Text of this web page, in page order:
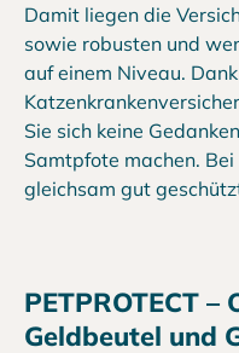
Damit liegen die
sowie robusten und
auf einem Niveau.
Sie sich keine
Samtpfote machen.
gleichsam gut
PETPROTECT
Geldbeutel und